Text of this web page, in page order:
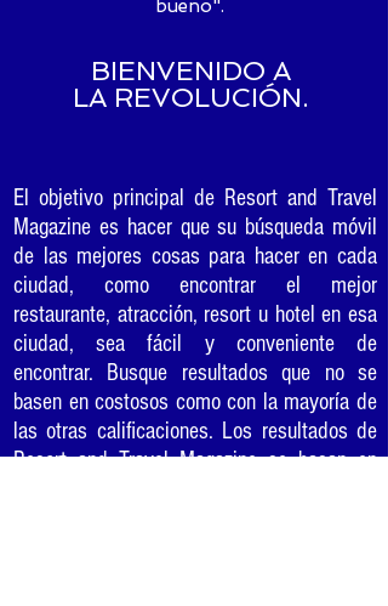
bueno".
BIENVENIDO A
LA REVOLUCIÓN.
El objetivo principal de Resort and Travel
Magazine es hacer que su búsqueda móvil
de las mejores cosas para hacer en cada
ciudad, como encontrar el mejor
restaurante, atracción, resort u hotel en esa
ciudad, sea fácil y conveniente de
encontrar. Busque resultados que no se
basen en costosos como con la mayoría de
las otras calificaciones. Los resultados de
Resort and Travel Magazine se basan en